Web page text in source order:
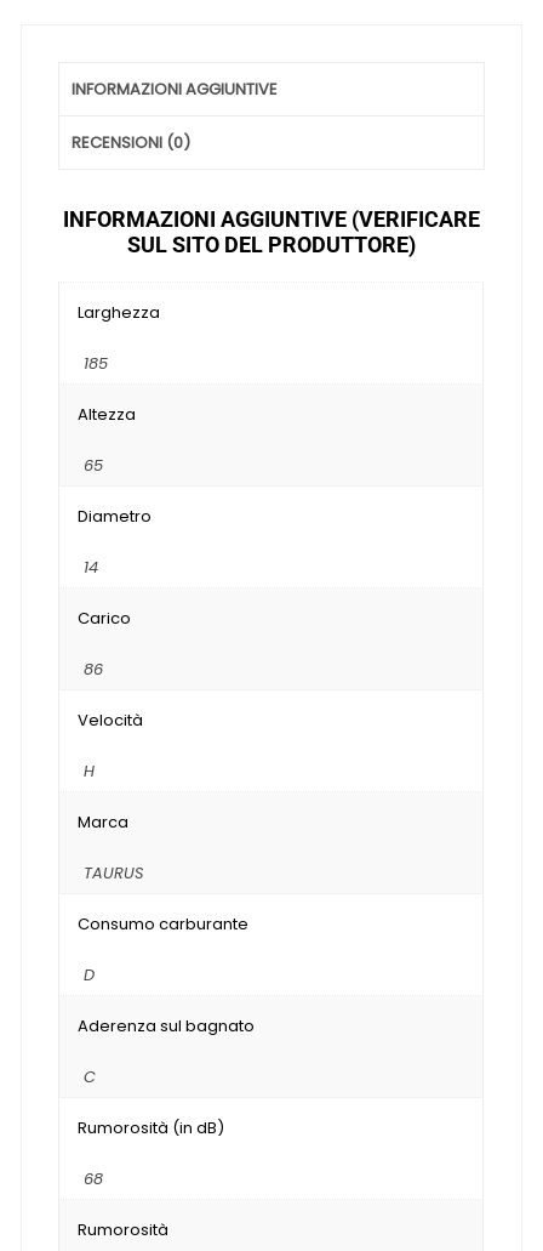
INFORMAZIONI AGGIUNTIVE
RECENSIONI (0)
INFORMAZIONI AGGIUNTIVE (VERIFICARE
SUL SITO DEL PRODUTTORE)
Larghezza
185
Altezza
65
Diametro
14
Carico
86
Velocità
H
Marca
TAURUS
Consumo carburante
D
Aderenza sul bagnato
C
Rumorosità (in dB)
68
Rumorosità